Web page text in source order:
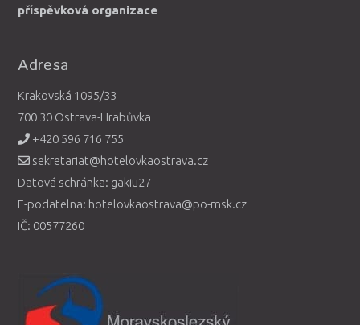
příspěvková organizace
Adresa
Krakovská 1095/33
700 30 Ostrava-Hrabůvka
+420 596 716 755
sekretariat@hotelovkaostrava.cz
Datová schránka: gakiu27
E-podatelna: hotelovkaostrava@po-msk.cz
IČ: 00577260